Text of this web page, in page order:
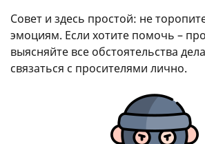
Совет и здесь простой: не
эмоциям. Если хотите помочь –
выясняйте все обстоятельства
связаться с просителями лично.